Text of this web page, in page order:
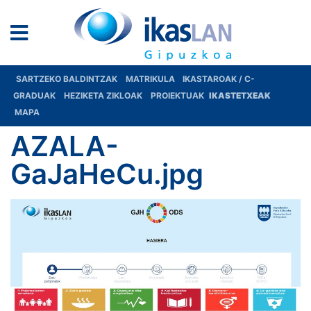
SARTZEKO BALDINTZAK MATRIKULA
IKASTAROAK / C-
GRADUAK
HEZIKETA ZIKLOAK PROIEKTUAK IKASTETXEAK
MAPA
AZALA-
GaJaHeCu.jpg